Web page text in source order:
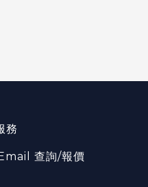
務
查詢/報價